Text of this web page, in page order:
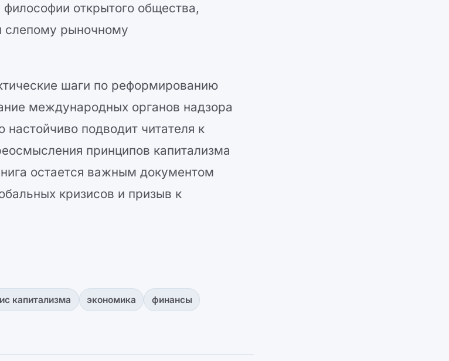
открытого общества,
слепому рыночному
шаги по реформированию
международных органов надзора
подводит читателя к
принципов капитализма
остается важным документом
кризисов и призыв к
капитализма экономика финансы